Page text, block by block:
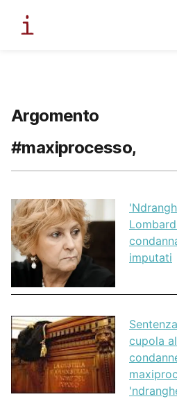
Argomento
#maxiprocesso,
imputati
cupola